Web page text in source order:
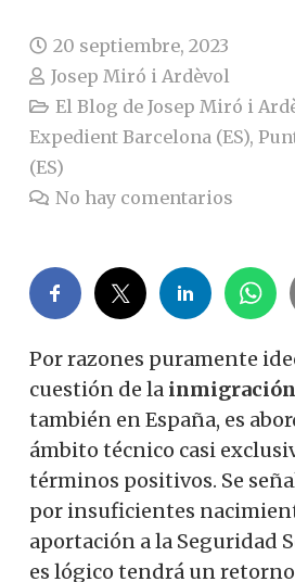
20 septiembre, 2023
Josep Miró i Ardèvol
El Blog de Josep Miró i
Expedient Barcelona (ES),
(ES)
No hay comentarios
Por razones puramente
cuestión de la inmigración
también en España, es
ámbito técnico casi
términos positivos. Se
por insuficientes
aportación a la Seguridad
es lógico tendrá un